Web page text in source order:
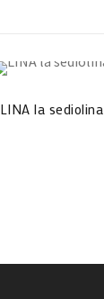
LINA la sediolina